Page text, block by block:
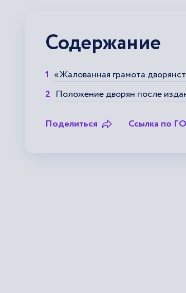
Содержание
«Жалованная грамота
Положение дворян после
Поделиться Ссылка по